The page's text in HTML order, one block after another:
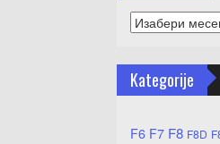
Vesti
arhiva
Kategorije
F6 F7 F8 F8D